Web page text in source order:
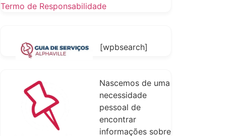
Termo de Responsabilidade
[wpbsearch]
Nascemos de uma
necessidade
pessoal de
encontrar
informações sobre